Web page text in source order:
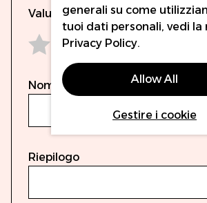
Valutazione
Nome
Riepilogo
generali su come
tuoi dati personali, vedi la
Privacy Policy.
Allow All
Gestire i cookie